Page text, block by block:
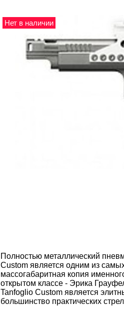
Нет в наличии
Полностью металлический
Custom является одним из
массогабаритная копия
открытом классе - Эрика
Tanfoglio Custom является
большинство практических